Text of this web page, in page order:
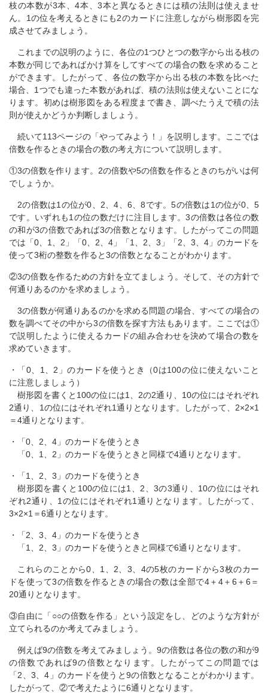
枝の本数が3本、4本、3本と異なるときには積の法則は使えませ
ん。1の位を考えるときにも2のカードに注意しながら樹形図を完
成させてみましょう。
これまでの説明のように、各位の1つひとつの数字から出る枝の
本数が同じであればかけ算をしてすべての場合の数を求めること
ができます。したがって、各位の数字から出る枝の本数を比べた
場合、1つでも違った本数があれば、積の法則は使えないことにな
ります。初めは樹形図をある程度まで書き、調べたうえで積の法
則が使えかどうか判断しましょう。
続いて113ページの「やってみよう！」を説明します。ここでは
倍数を作るときの場合の数の考え方について説明します。
①3の倍数を作ります。2の倍数や5の倍数を作るときのちがいは何
でしょうか。
2の倍数は1の位が0、2、4、6、8です。5の倍数は1の位が0、5
です。いずれも1の位の数だけに注目します。3の倍数は各位の数
の和が3の倍数であれば3の倍数となります。したがってこの問題
では「0、1、2」「0、2、4」「1、2、3」「2、3、4」のカードを
使って3桁の整数を作ると3の倍数となることがわかります。
②3の倍数を作るための方針を立てましょう。そして、その方針で
何通りあるのかを求めましょう。
3の倍数が何通りあるのかを求める問題の場合、すべての場合の
数を調べてその中から3の倍数を探す方法もあります。ここでは①
で説明したように使えるカードの組み合わせを決めて場合の数を
求めていきます。
・「0、1、2」のカードを使うとき（0は100の位に使えないこと
に注意しましょう）
樹形図を書くと100の位には1、2の2通り、10の位にはそれぞれ
2通り、1の位にはそれぞれ1通りとなります。したがって、2×2×1
＝4通りとなります。
・「0、2、4」のカードを使うとき
「0、1、2」のカードを使うときと同様で4通りとなります。
・「1、2、3」のカードを使うとき
樹形図を書くと100の位には1、2、3の3通り、10の位にはそれ
ぞれ2通り、1の位にはそれぞれ1通りとなります。したがって、
3×2×1＝6通りとなります。
・「2、3、4」のカードを使うとき
「1、2、3」のカードを使うときと同様で6通りとなります。
これらのことから0、1、2、3、4の5枚のカードから3枚のカー
ドを使って3の倍数を作るときの場合の数は全部で4＋4＋6＋6＝
20通りとなります。
③自由に「○○の倍数を作る」という設定をし、どのような方針が
立てられるのか考えてみましょう。
例えば9の倍数を考えてみましょう。9の倍数は各位の数の和が9
の倍数であれば9の倍数となります。したがってこの問題では
「2、3、4」のカードを使うと9の倍数となることがわかります。
したがって、②で考えたように6通りとなります。